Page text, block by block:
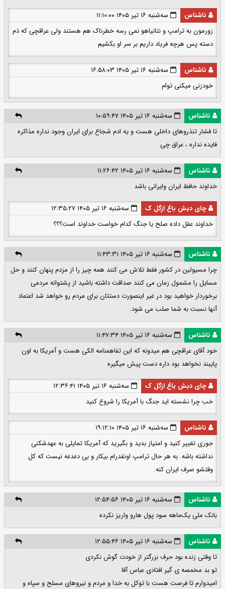
ناشناس
سه‌شنبه ۱۶ تیر ۱۴۰۵ ۱۱:۱۰:۰۰
زورمون به ترامپ و نتانیاهو نمی رسه خطرناک هم هستند ولی عراقچی که دَم
دسته پس هرچه فریاد داریم بر سر او بکشیم
ناشناس
سه‌شنبه ۱۶ تیر ۱۴۰۵ ۱۶:۵۸:۰۳
خودزنی میکنی توام
ناشناس
سه‌شنبه ۱۶ تیر ۱۴۰۵ ۱۰:۵۹:۴۷
تا فشار تنذروهای داخلی هست و یه ادم شجاع برای ایران وجود نداره مذاکره
فایده نداره ، عراق چی
ناشناس
سه‌شنبه ۱۶ تیر ۱۴۰۵ ۱۱:۲۶:۴۲
خداوند حافظ ایران وایرانی باشد
چای دبش باغ ازگل ک
سه‌شنبه ۱۶ تیر ۱۴۰۵ ۱۲:۳۵:۲۷
خداوند عقل داده صلح یا جنگ کدام خواست خداوند است؟؟؟
ناشناس
سه‌شنبه ۱۶ تیر ۱۴۰۵ ۱۱:۴۳:۳۱
چرا مسیولین در کشور فقط تلاش می کنند همه چیز را از مزدم پنهان کنند و حل
مسایل را مشمول زمان می کنند صداقت داشته باشید از پشتوانه مردمی
برخوردار خواهید بود در غیر اینصورت دستتان برای مردم رو خواهد شد اعتماد
آنها نسبت به شما صلب می شود.
ناشناس
سه‌شنبه ۱۶ تیر ۱۴۰۵ ۱۱:۴۷:۳۴
خود آقای عراقچی هم میدونه که این تفاهمنامه الکی هست و آمریکا به اون
پایبند نخواهد بود داره دست پیش میگیره
چای دبش باغ ازگل ک
سه‌شنبه ۱۶ تیر ۱۴۰۵ ۱۲:۳۶:۴۱
خب چرا نشسته اید جنگ با آمریکا را شروع کنید
ناشناس
سه‌شنبه ۱۶ تیر ۱۴۰۵ ۱۹:۱۲:۱۰
جوری تغییر کنید و امتیاز بدید و بگیرید که آمریکا تمایلی به عهدشکنی
نداشته باشه. به هر حال ترامپ اونقدرام بیکار و بی دغدغه نیست که کل
وقتشو صرف ایران کنه.
ناشناس
سه‌شنبه ۱۶ تیر ۱۴۰۵ ۱۲:۵۴:۵۶
بانک ملی یک‌ماهه سود پول هارو واریز نکرده
ناشناس
سه‌شنبه ۱۶ تیر ۱۴۰۵ ۱۲:۵۵:۴۶
تا وقتی زنده بود حرف بزرگتر از خودت گوش نکردی
تو بد مخمصه ی گیر افتادی عباس آقا
امیدوارم تا فرصت هست با توکل به خدا و مردم و نیروهای مسلح و سپاه و